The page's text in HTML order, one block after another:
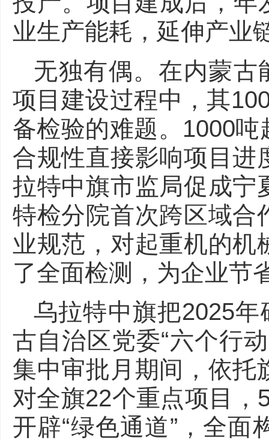
业生产能耗，延伸产业
无独有偶。在内蒙古
项目建设过程中，其
备检验的难题。1000
合规性直接影响项目进
拉特中旗市监局促成宁
特检分院首次跨区域合
业规范，对起重机的机
了全面检测，为企业节
乌拉特中旗把2025年
古自治区党委“六个行
集中审批月期间，依托
对全旗22个重点项目
开辟“绿色通道”，全